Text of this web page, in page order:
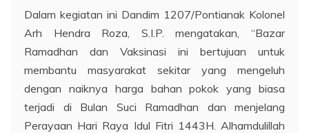
Dalam kegiatan ini Dandim 1207/Pontianak Kolonel
Arh Hendra Roza, S.I.P. mengatakan, “Bazar
Ramadhan dan Vaksinasi ini bertujuan untuk
membantu masyarakat sekitar yang mengeluh
dengan naiknya harga bahan pokok yang biasa
terjadi di Bulan Suci Ramadhan dan menjelang
Perayaan Hari Raya Idul Fitri 1443H. Alhamdulillah